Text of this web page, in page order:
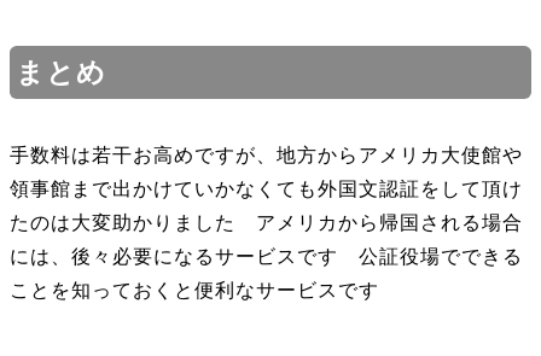
まとめ
手数料は若干お高めですが、地方からアメリカ大使館や
領事館まで出かけていかなくても外国文認証をして頂け
たのは大変助かりました アメリカから帰国される場合
には、後々必要になるサービスです 公証役場でできる
ことを知っておくと便利なサービスです